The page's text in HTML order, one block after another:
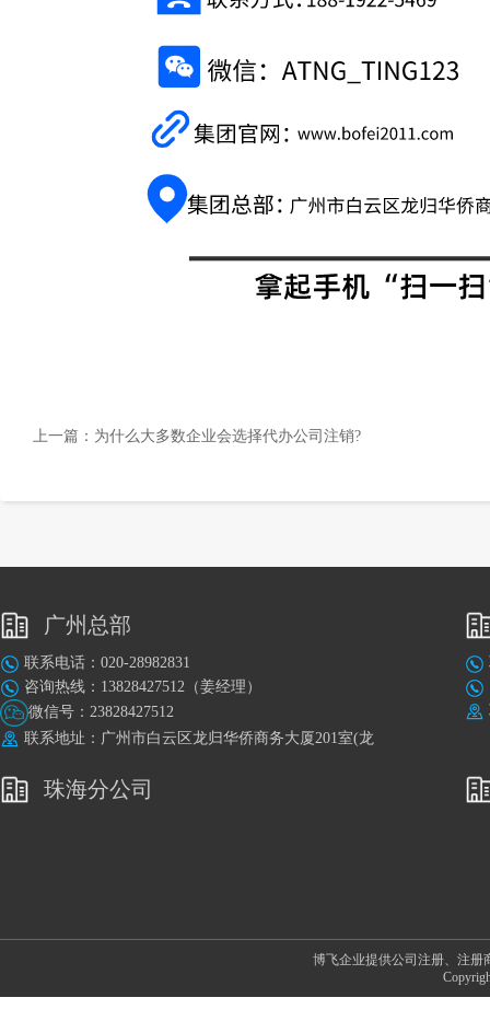
上一篇： 为什么大多数企业会选择代办公司注销?
广州总部
联系电话：020-28982831
咨询热线：13828427512（姜经理）
微信号：23828427512
联系地址：广州市白云区龙归华侨商务大厦201室(龙
珠海分公司
博飞企业提供公司注册、注册